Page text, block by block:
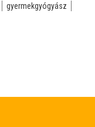
gyermekgyógyász